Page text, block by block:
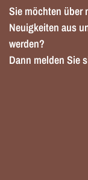
Sie möchten über
Neuigkeiten aus
werden?
Dann melden Sie